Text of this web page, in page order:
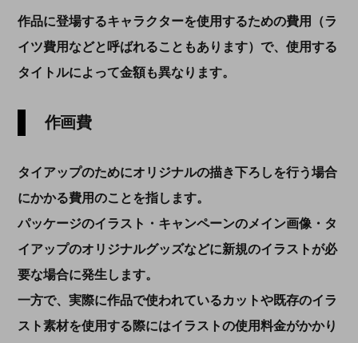
作品に登場するキャラクターを使用するための費用（ラ
イツ費用などと呼ばれることもあります）で、使用する
タイトルによって金額も異なります。
作画費
タイアップのためにオリジナルの描き下ろしを行う場合
にかかる費用のことを指します。
パッケージのイラスト・キャンペーンのメイン画像・タ
イアップのオリジナルグッズなどに新規のイラストが必
要な場合に発生します。
一方で、実際に作品で使われているカットや既存のイラ
スト素材を使用する際にはイラストの使用料金がかかり